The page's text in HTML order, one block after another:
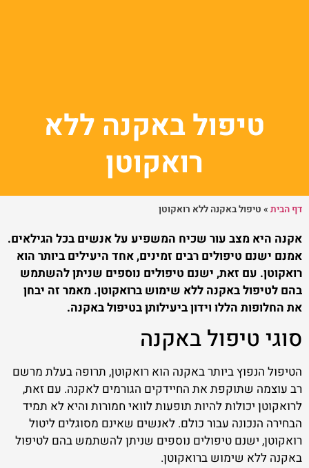
טיפול באקנה ללא
רואקוטן
דף הבית » טיפול באקנה ללא רואקוטן
אקנה היא מצב עור שכיח המשפיע על אנשים בכל הגילאים.
אמנם ישנם טיפולים רבים זמינים, אחד היעילים ביותר הוא
רואקוטן. עם זאת, ישנם טיפולים נוספים שניתן להשתמש
בהם לטיפול באקנה ללא שימוש ברואקוטן. מאמר זה יבחן
את החלופות הללו וידון ביעילותן בטיפול באקנה.
סוגי טיפול באקנה
הטיפול הנפוץ ביותר באקנה הוא רואקוטן, תרופה בעלת מרשם
רב עוצמה שתוקפת את החיידקים הגורמים לאקנה. עם זאת,
לרואקוטן יכולות להיות תופעות לוואי חמורות והיא לא תמיד
הבחירה הנכונה עבור כולם. לאנשים שאינם מסוגלים ליטול
רואקוטן, ישנם טיפולים נוספים שניתן להשתמש בהם לטיפול
באקנה ללא שימוש ברואקוטן.